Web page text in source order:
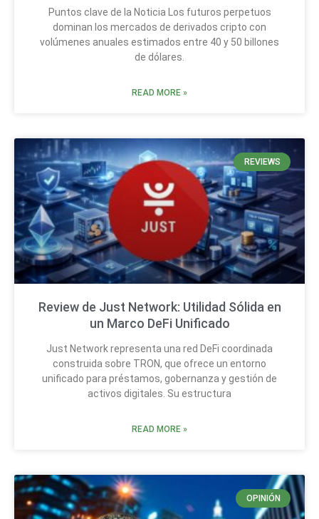
Puntos clave de la Noticia Los futuros perpetuos
dominan los mercados de derivados cripto con
volúmenes anuales estimados entre 40 y 50 billones
de dólares.
READ MORE »
REVIEWS
Review de Just Network: Utilidad Sólida en
un Marco DeFi Unificado
Just Network representa una red DeFi coordinada
construida sobre TRON, que ofrece un entorno
unificado para préstamos, gobernanza y gestión de
activos digitales. Su estructura
READ MORE »
OPINIÓN